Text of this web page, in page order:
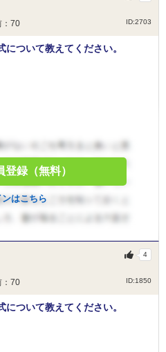
：70
ID:2703
ついて教えてください。
登録（無料）
ンはこちら
：70
ID:1850
4
ついて教えてください。